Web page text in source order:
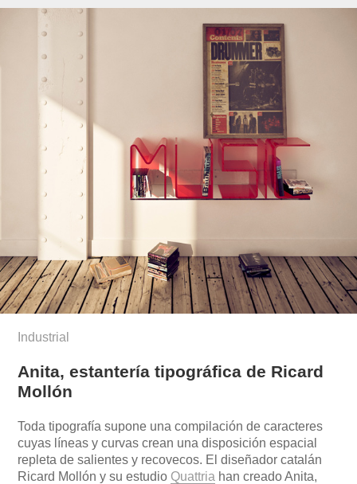
Industrial
Anita, estantería tipográfica de Ricard
Mollón
Toda tipografía supone una compilación de caracteres
cuyas líneas y curvas crean una disposición espacial
repleta de salientes y recovecos. El diseñador catalán
Ricard Mollón y su estudio Quattria han creado Anita,